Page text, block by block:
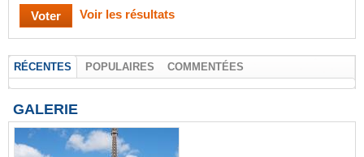
Voir les résultats
RÉCENTES POPULAIRES COMMENTÉES
GALERIE